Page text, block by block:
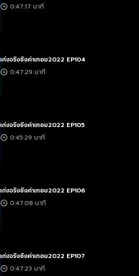
0:47:17 นาที
เก่งจริงชิงค่าเทอม2022 EP104
0:47:29 นาที
เก่งจริงชิงค่าเทอม2022 EP105
0:45:29 นาที
เก่งจริงชิงค่าเทอม2022 EP106
0:47:08 นาที
เก่งจริงชิงค่าเทอม2022 EP107
0:47:23 นาที